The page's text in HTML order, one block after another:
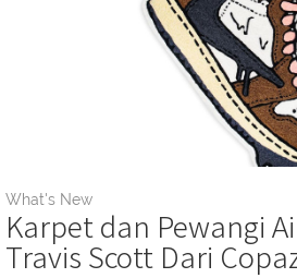
What's New
Karpet dan Pewangi
Travis Scott Dari